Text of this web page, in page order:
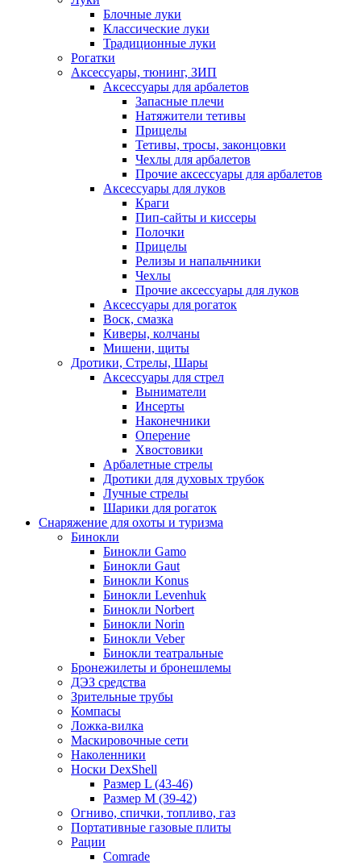
Блочные луки
Классические луки
Традиционные луки
Рогатки
Аксессуары, тюнинг, ЗИП
Аксессуары для арбалетов
Запасные плечи
Натяжители тетивы
Прицелы
Тетивы, тросы, законцовки
Чехлы для арбалетов
Прочие аксессуары для арбалетов
Аксессуары для луков
Краги
Пип-сайты и киссеры
Полочки
Прицелы
Релизы и напальчники
Чехлы
Прочие аксессуары для луков
Аксессуары для рогаток
Воск, смазка
Киверы, колчаны
Мишени, щиты
Дротики, Стрелы, Шары
Аксессуары для стрел
Выниматели
Инсерты
Наконечники
Оперение
Хвостовики
Арбалетные стрелы
Дротики для духовых трубок
Лучные стрелы
Шарики для рогаток
Снаряжение для охоты и туризма
Бинокли
Бинокли Gamo
Бинокли Gaut
Бинокли Konus
Бинокли Levenhuk
Бинокли Norbert
Бинокли Norin
Бинокли Veber
Бинокли театральные
Бронежилеты и бронешлемы
ДЭЗ средства
Зрительные трубы
Компасы
Ложка-вилка
Маскировочные сети
Наколенники
Носки DexShell
Размер L (43-46)
Размер M (39-42)
Огниво, спички, топливо, газ
Портативные газовые плиты
Рации
Comrade